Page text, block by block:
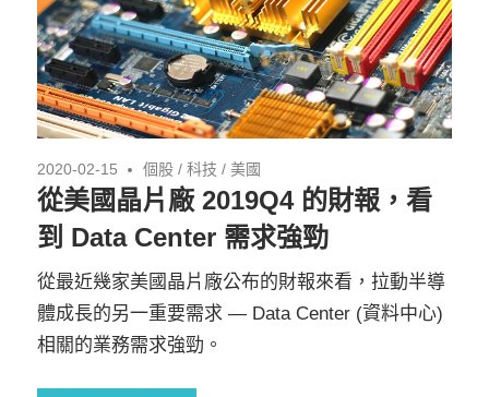
2020-02-15 個股 /科技 /美國
從美國晶片廠 2019Q4 的財報，看
到 Data Center 需求強勁
從最近幾家美國晶片廠公布的財報來看，拉動半導
體成長的另一重要需求 — Data Center (資料中心)
相關的業務需求強勁。